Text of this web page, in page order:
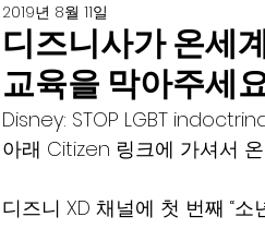
디즈니사가 온세
교육을 막아주세
2019년 8월 11일
Disney: STOP LGBT
아래 Citizen 링크에 가셔서
디즈니 XD 채널에 첫 번째 “소